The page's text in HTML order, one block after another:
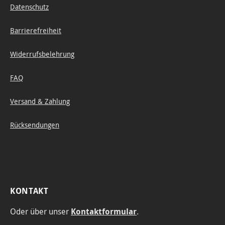
Datenschutz
Barrierefreiheit
Widerrufsbelehrung
FAQ
Versand & Zahlung
Rücksendungen
KONTAKT
Oder über unser Kontaktformular.